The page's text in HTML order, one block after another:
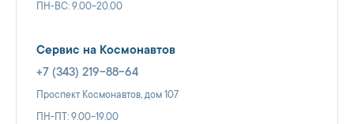
ПН-ВС: 9.00-20.00
Сервис на Космонавтов
+7 (343) 219-88-64
Проспект Космонавтов, дом 107
ПН-ПТ: 9.00-19.00